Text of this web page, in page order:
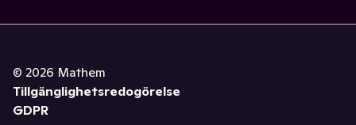
© 2026 Mathem
Tillgänglighetsredogörelse
GDPR